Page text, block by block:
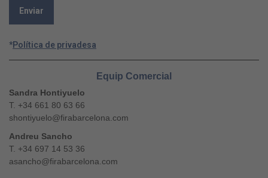
*Política de privadesa
Equip Comercial
Sandra Hontiyuelo
T. +34 661 80 63 66
shontiyuelo@firabarcelona.com
Andreu Sancho
T. +34 697 14 53 36
asancho@firabarcelona.com